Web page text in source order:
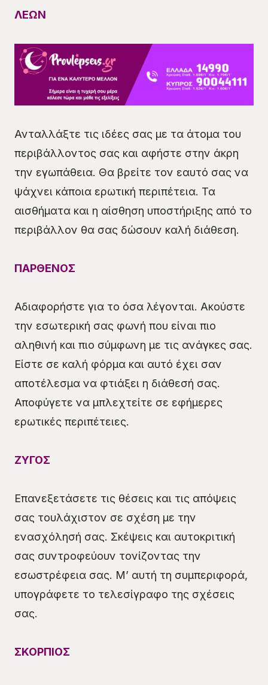
ΛΕΩΝ
Ανταλλάξτε τις ιδέες σας με τα άτομα του
περιβάλλοντος σας και αφήστε στην άκρη
την εγωπάθεια. Θα βρείτε τον εαυτό σας να
ψάχνει κάποια ερωτική περιπέτεια. Τα
αισθήματα και η αίσθηση υποστήριξης από το
περιβάλλον θα σας δώσουν καλή διάθεση.
ΠΑΡΘΕΝΟΣ
Αδιαφορήστε για το όσα λέγονται. Ακούστε
την εσωτερική σας φωνή που είναι πιο
αληθινή και πιο σύμφωνη με τις ανάγκες σας.
Είστε σε καλή φόρμα και αυτό έχει σαν
αποτέλεσμα να φτιάξει η διάθεσή σας.
Αποφύγετε να μπλεχτείτε σε εφήμερες
ερωτικές περιπέτειες.
ΖΥΓΟΣ
Επανεξετάσετε τις θέσεις και τις απόψεις
σας τουλάχιστον σε σχέση με την
ενασχόλησή σας. Σκέψεις και αυτοκριτική
σας συντροφεύουν τονίζοντας την
εσωστρέφεια σας. Μ’ αυτή τη συμπεριφορά,
υπογράφετε το τελεσίγραφο της σχέσεις
σας.
ΣΚΟΡΠΙΟΣ